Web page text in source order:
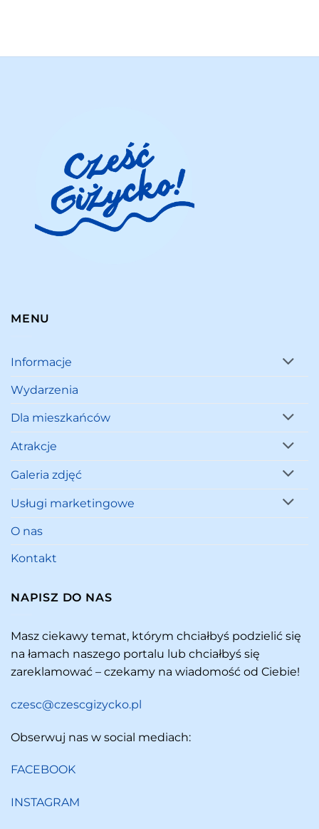
MENU
Informacje
Wydarzenia
Dla mieszkańców
Atrakcje
Galeria zdjęć
Usługi marketingowe
O nas
Kontakt
NAPISZ DO NAS
Masz ciekawy temat, którym chciałbyś podzielić się
na łamach naszego portalu lub chciałbyś się
zareklamować – czekamy na wiadomość od Ciebie!
czesc@czescgizycko.pl
Obserwuj nas w social mediach:
FACEBOOK
INSTAGRAM